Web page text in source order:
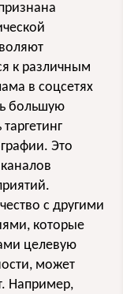
к различным
в соцсетях
большую
Это
с другими
которые
целевую
может
Например,